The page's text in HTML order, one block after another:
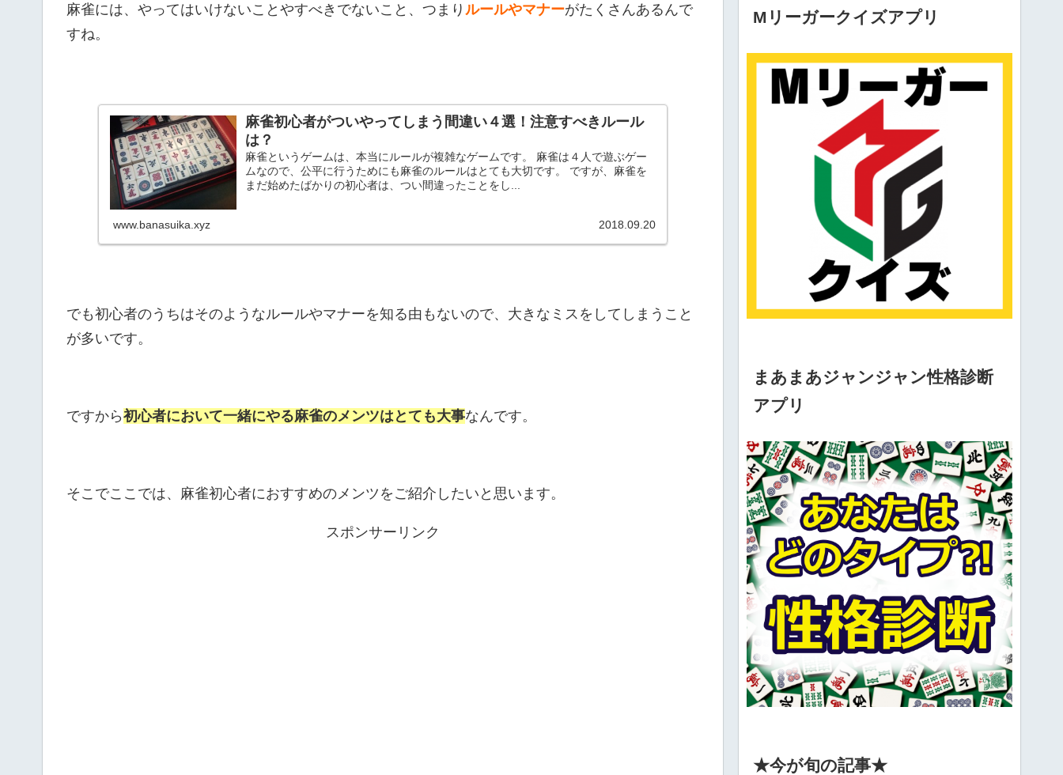
麻雀には、やってはいけないことやすべきでないこと、つまり ルールやマナーがたくさんあるんで
すね。
麻雀初心者がついやってしまう間違い４選！注意すべきルール
は？
麻雀というゲームは、本当にルールが複雑なゲームです。 麻雀は４人で遊ぶゲー
ムなので、公平に行うためにも麻雀のルールはとても大切です。 ですが、麻雀を
まだ始めたばかりの初心者は、つい間違ったことをし...
www.banasuika.xyz 2018.09.20
でも初心者のうちはそのようなルールやマナーを知る由もないので、大きなミスをしてしまうこと
が多いです。
ですから初心者において一緒にやる麻雀のメンツはとても大事なんです。
そこでここでは、麻雀初心者におすすめのメンツをご紹介したいと思います。
スポンサーリンク
Mリーガークイズアプリ
まあまあジャンジャン性格診断
アプリ
★今が旬の記事★